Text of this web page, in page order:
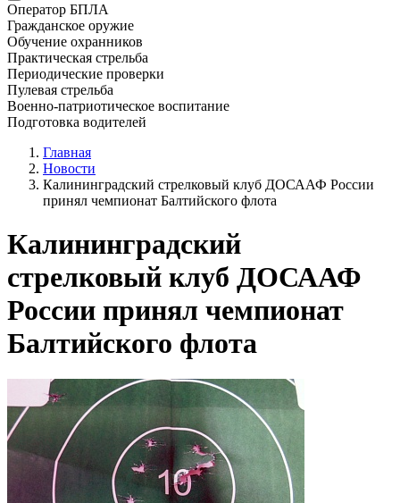
Оператор БПЛА
Гражданское оружие
Обучение охранников
Практическая стрельба
Периодические проверки
Пулевая стрельба
Военно-патриотическое воспитание
Подготовка водителей
Главная
Новости
Калининградский стрелковый клуб ДОСААФ России
принял чемпионат Балтийского флота
Калининградский
стрелковый клуб ДОСААФ
России принял чемпионат
Балтийского флота